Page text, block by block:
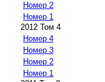
Номер 2
Номер 1
2012 Том 4
Номер 4
Номер 3
Номер 2
Номер 1